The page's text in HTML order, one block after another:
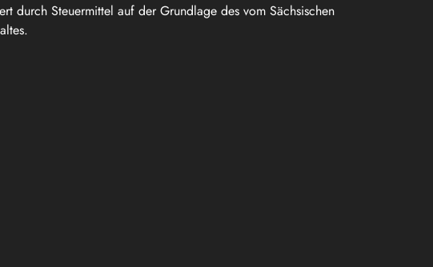
durch Steuermittel auf der Grundlage des vom Sächsischen